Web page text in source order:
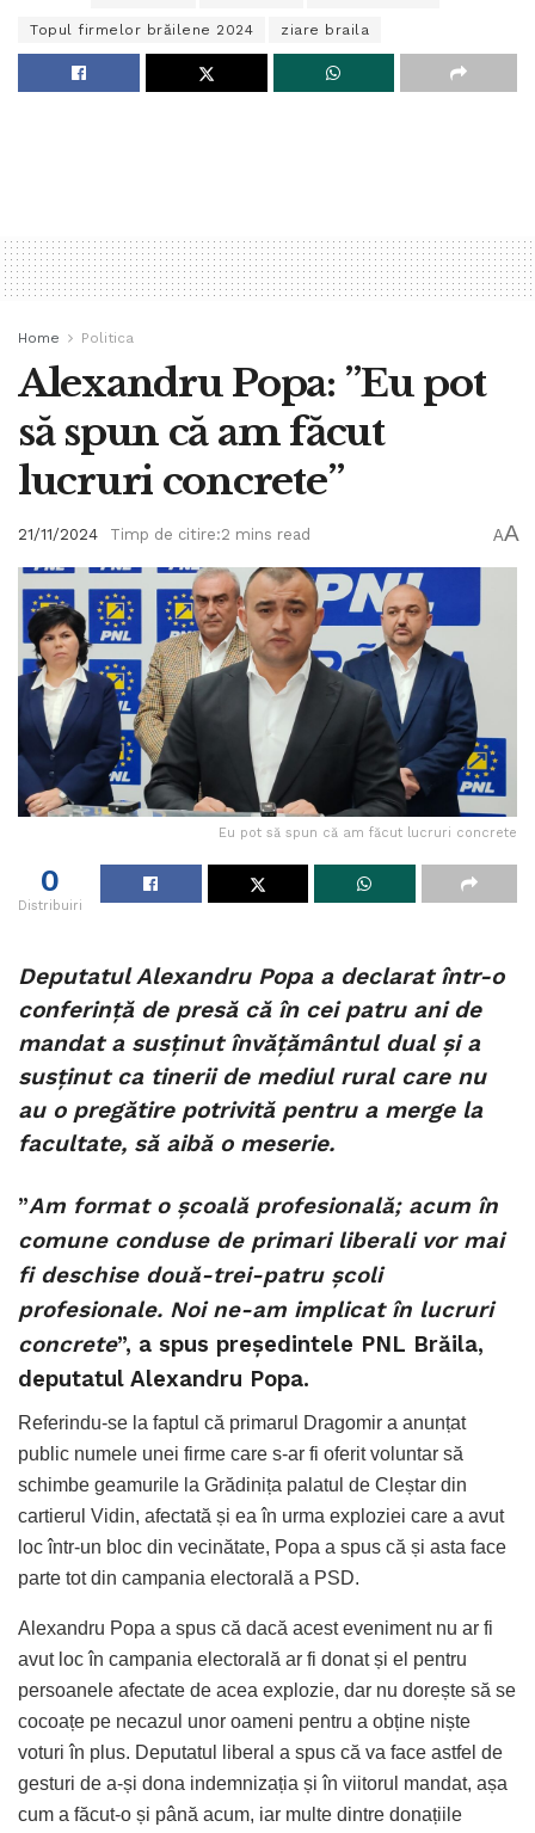
Topul firmelor brăilene 2024 ziare braila
Home Politica
Alexandru Popa: ”Eu pot
să spun că am făcut
lucruri concrete”
21/11/2024 Timp de citire:2 mins read AA
Eu pot să spun că am făcut lucruri concrete
0
Distribuiri
Deputatul Alexandru Popa a declarat într-o
conferință de presă că în cei patru ani de
mandat a susținut învățământul dual și a
susținut ca tinerii de mediul rural care nu
au o pregătire potrivită pentru a merge la
facultate, să aibă o meserie.
”Am format o școală profesională; acum în
comune conduse de primari liberali vor mai
fi deschise două-trei-patru școli
profesionale. Noi ne-am implicat în lucruri
concrete”, a spus președintele PNL Brăila,
deputatul Alexandru Popa.
Referindu-se la faptul că primarul Dragomir a anunțat
public numele unei firme care s-ar fi oferit voluntar să
schimbe geamurile la Grădinița palatul de Cleștar din
cartierul Vidin, afectată și ea în urma exploziei care a avut
loc într-un bloc din vecinătate, Popa a spus că și asta face
parte tot din campania electorală a PSD.
Alexandru Popa a spus că dacă acest eveniment nu ar fi
avut loc în campania electorală ar fi donat și el pentru
persoanele afectate de acea explozie, dar nu dorește să se
cocoațe pe necazul unor oameni pentru a obține niște
voturi în plus. Deputatul liberal a spus că va face astfel de
gesturi de a-și dona indemnizația și în viitorul mandat, așa
cum a făcut-o și până acum, iar multe dintre donațiile